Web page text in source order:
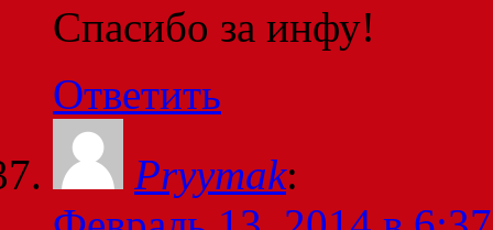
Спасибо за инфу!
Ответить
Pryymak: